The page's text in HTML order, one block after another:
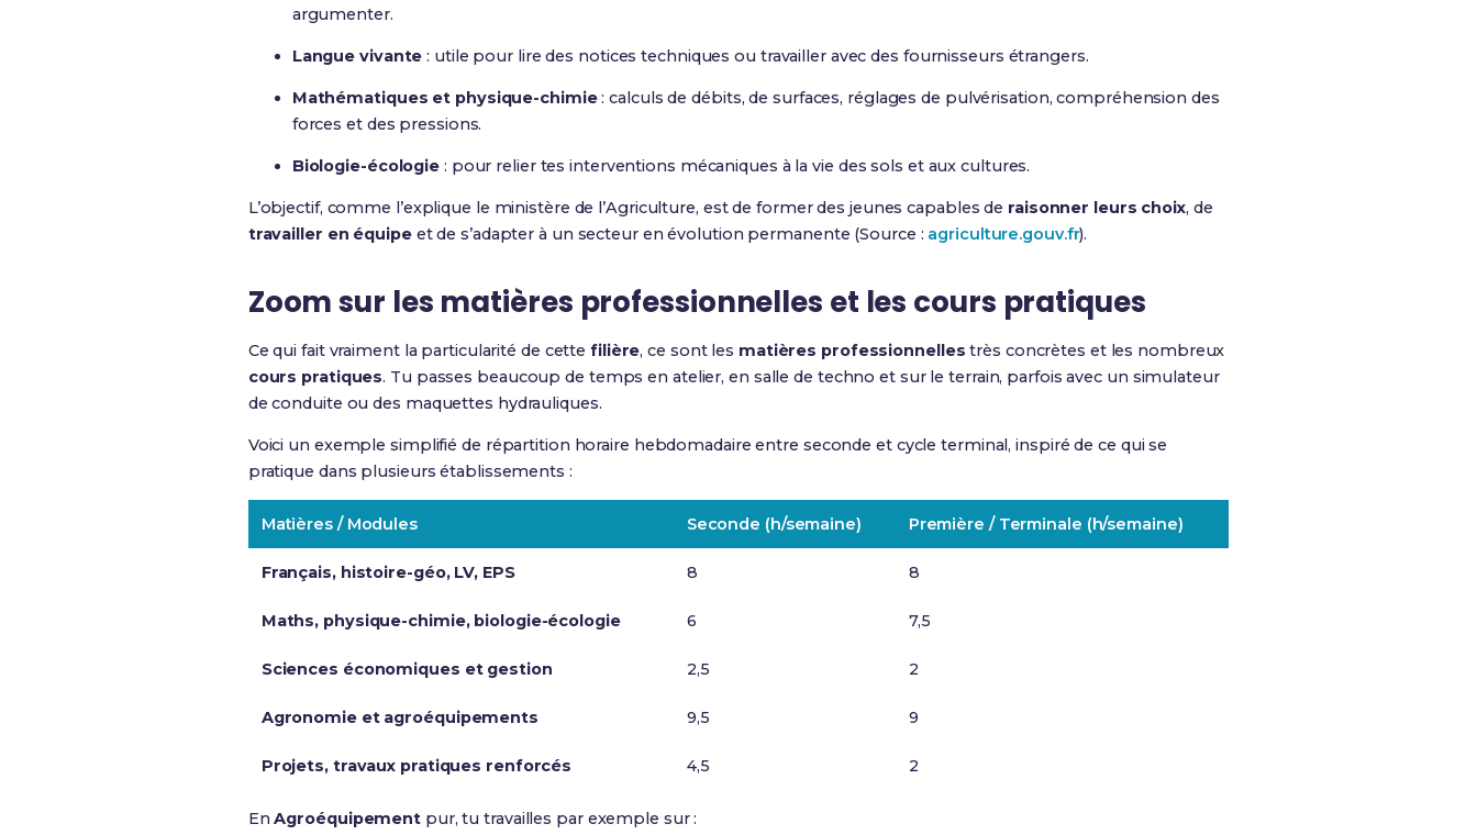
argumenter.
Langue vivante : utile pour lire des notices techniques ou travailler avec des fournisseurs étrangers.
Mathématiques et physique-chimie: calculs de débits, de surfaces, réglages de pulvérisation, compréhension des
forces et des pressions.
Biologie-écologie : pour relier tes interventions mécaniques à la vie des sols et aux cultures.
L’objectif, comme l’explique le ministère de l’Agriculture, est de former des jeunes capables de raisonner leurs choix, de
travailler en équipeet de s’adapter à un secteur en évolution permanente (Source : agriculture.gouv.fr).
Zoom sur les matières professionnelles et les cours pratiques
Ce qui fait vraiment la particularité de cettefilière, ce sont les matières professionnelles très concrètes et les nombreux
cours pratiques. Tu passes beaucoup de temps en atelier, en salle de techno et sur le terrain, parfois avec un simulateur
de conduite ou des maquettes hydrauliques.
Voici un exemple simplifié de répartition horaire hebdomadaire entre seconde et cycle terminal, inspiré de ce qui se
pratique dans plusieurs établissements :
Matières / Modules Seconde (h/semaine) Première / Terminale (h/semaine)
Français, histoire-géo, LV, EPS 8 8
Maths, physique-chimie, biologie-écologie 6 7,5
Sciences économiques et gestion 2,5 2
Agronomie et agroéquipements 9,5 9
Projets, travaux pratiques renforcés 4,5 2
EnAgroéquipement pur, tu travailles par exemple sur :